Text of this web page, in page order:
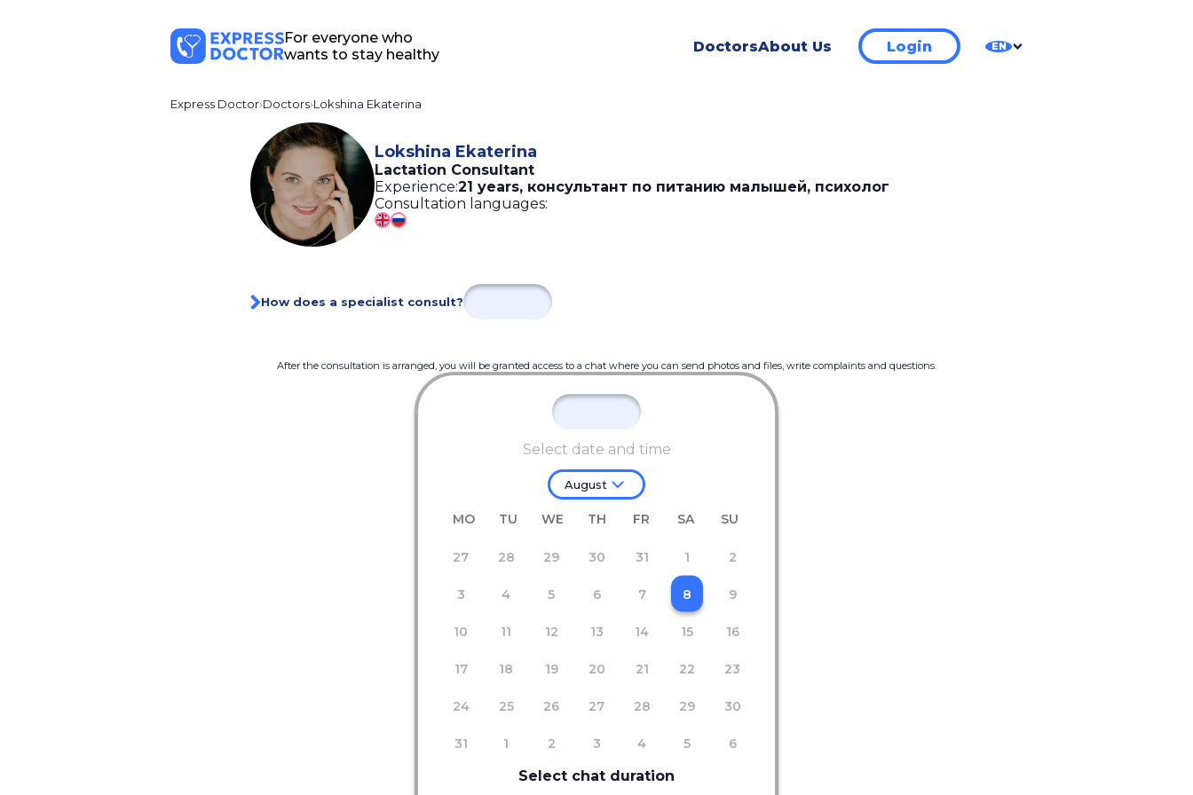
For everyone who
wants to stay healthy
DoctorsAbout Us Login EN
Express Doctor Doctors Lokshina Ekaterina
Lokshina Ekaterina
Lactation Consultant
Experience:21 years, консультант по питанию малышей, психолог
Consultation languages:
How does a specialist consult?
After the consultation is arranged, you will be granted access to a chat where you can send photos and files, write complaints and questions.
Select date and time
August
MO TU WE TH FR SA SU
27 28 29 30 31 1 2
3 4 5 6 7 8 9
10 11 12 13 14 15 16
17 18 19 20 21 22 23
24 25 26 27 28 29 30
31 1 2 3 4 5 6
Select chat duration